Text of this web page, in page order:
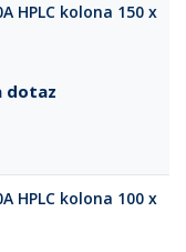
HPLC kolona 150 x
dotaz
HPLC kolona 100 x